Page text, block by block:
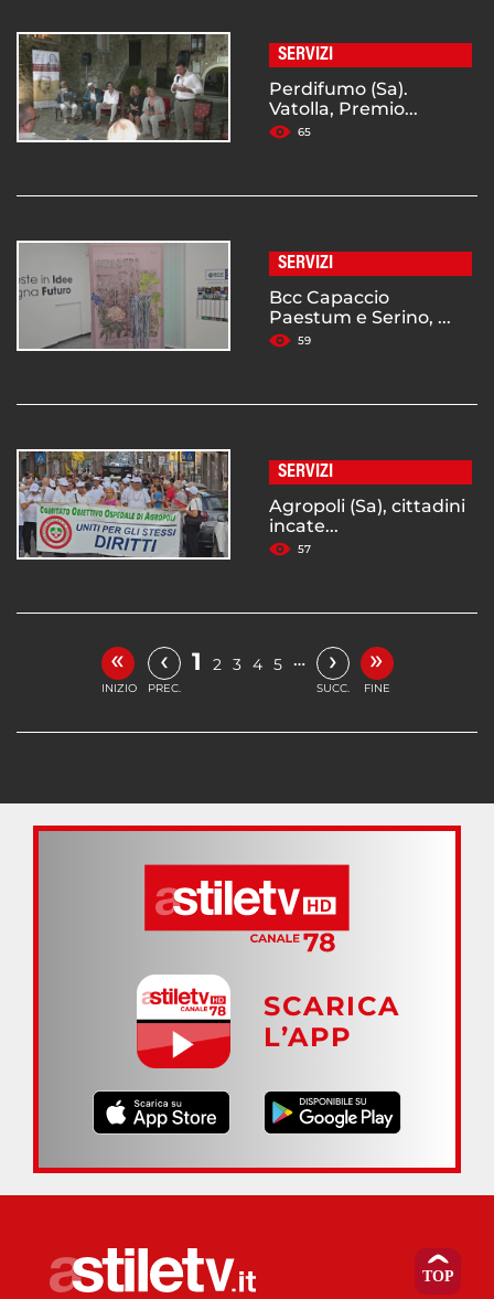
SERVIZI
Perdifumo (Sa).
Vatolla, Premio...
65
SERVIZI
Bcc Capaccio
Paestum e Serino, ...
59
SERVIZI
Agropoli (Sa), cittadini
incate...
57
«
INIZIO
‹
PREC.
1 2 3 4 5 … ›
SUCC.
»
FINE
SCARICA
L’APP